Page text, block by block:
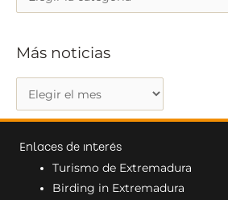
a
e
g
r
Más noticias
á
nEnlaces de interés
Turismo de Extremadura
Birding in Extremadura